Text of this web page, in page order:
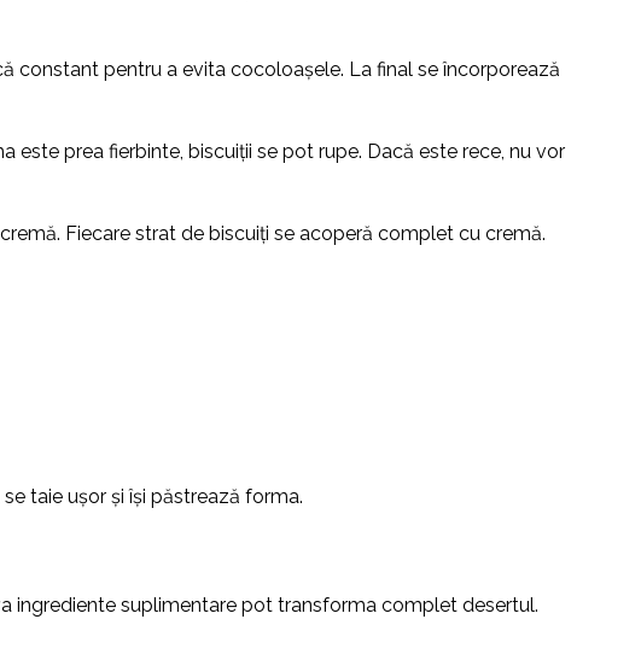
constant pentru a evita cocoloașele. La final se încorporează
este prea fierbinte, biscuiții se pot rupe. Dacă este rece, nu vor
Fiecare strat de biscuiți se acoperă complet cu cremă.
taie ușor și își păstrează forma.
ingrediente suplimentare pot transforma complet desertul.